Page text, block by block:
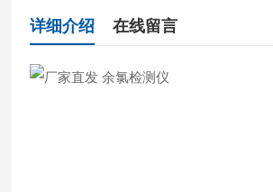
详细介绍 在线留言